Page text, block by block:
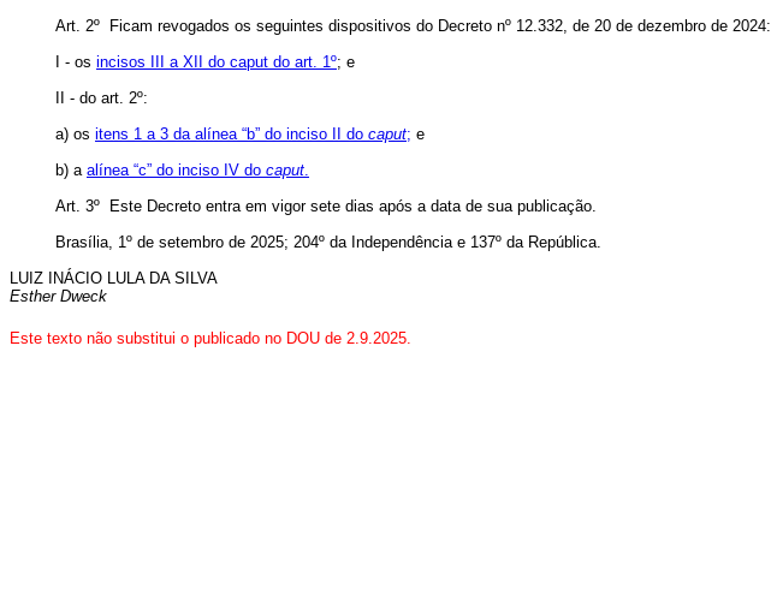
Art. 2º Ficam revogados os seguintes dispositivos do Decreto nº 12.332, de 20 de dezembro de 2024:
I - os incisos III a XII do caput do art. 1º; e
II - do art. 2º:
a) os itens 1 a 3 da alínea “b” do inciso II do caput; e
b) a alínea “c” do inciso IV do caput.
Art. 3º Este Decreto entra em vigor sete dias após a data de sua publicação.
Brasília, 1º de setembro de 2025; 204º da Independência e 137º da República.
LUIZ INÁCIO LULA DA SILVA
Esther Dweck
Este texto não substitui o publicado no DOU de 2.9.2025.